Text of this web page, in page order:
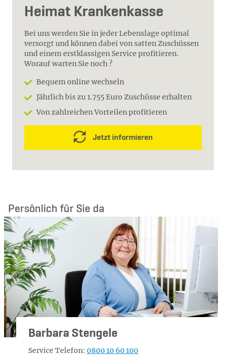
Heimat Krankenkasse
Bei uns werden Sie in jeder Lebenslage optimal
versorgt und können dabei von satten Zuschüssen
und einem erstklassigen Service profitieren.
Worauf warten Sie noch ?
Bequem online wechseln
Jährlich bis zu 1.755 Euro Zuschüsse erhalten
Von zahlreichen Vorteilen profitieren
Jetzt informieren
Persönlich für Sie da
Barbara Stengele
Service Telefon: 0800 10 60 100